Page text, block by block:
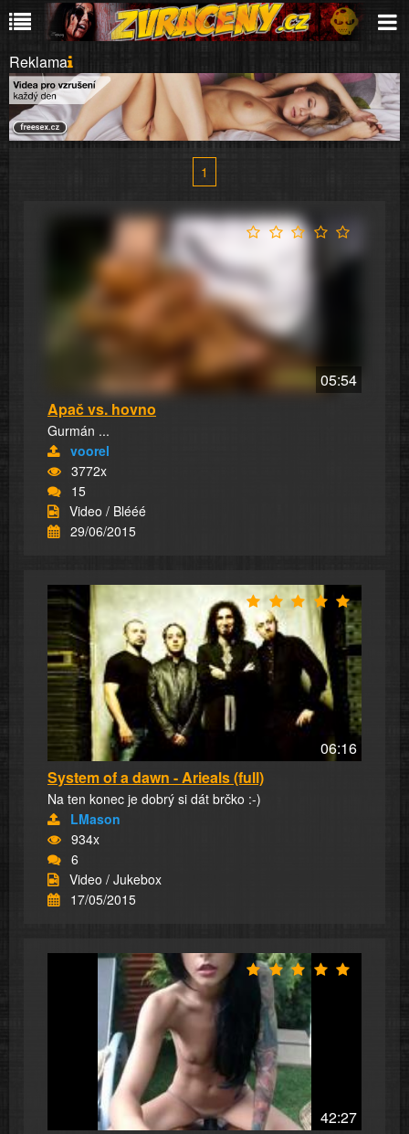
Reklama
1
05:54
Apač vs. hovno
Gurmán ...
voorel
3772x
15
Video / Blééé
29/06/2015
06:16
System of a dawn - Arieals (full)
Na ten konec je dobrý si dát brčko :-)
LMason
934x
6
Video / Jukebox
17/05/2015
42:27